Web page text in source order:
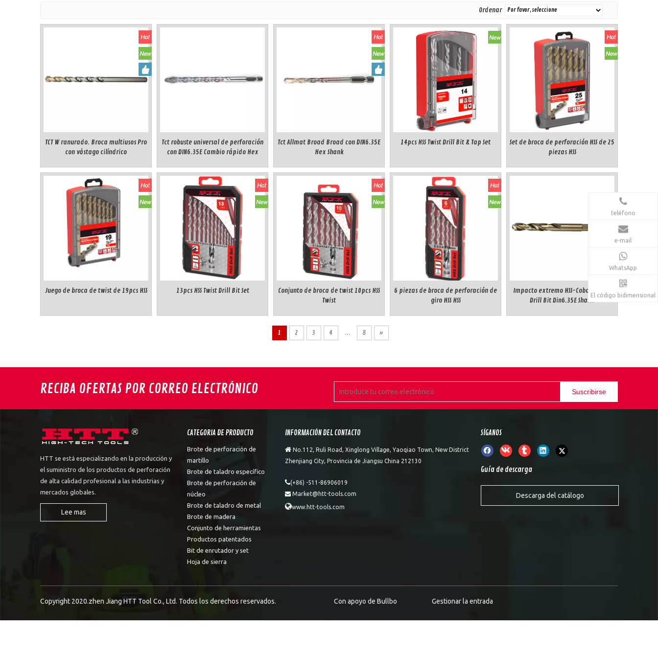
Ordenar
TCT W ranurado. Broca multiusos Pro
con vástago cilíndrico
Tct robuste universal de perforación
con DIN6.35E Cambio rápido Hex
Tct Allmat Broad Broad con DIN6.35E
Hex Shank
14pcs HSS Twist Drill Bit & Tap Set
Set de broca de perforación HSS de 25
piezas HSS
Juego de broca de twist de 19pcs HSS 13pcs HSS Twist Drill Bit Set
Conjunto de broca de twist 10pcs HSS
Twist
6 piezas de broca de perforación de
giro HSS HSS
Impacto extremo HSS-Cobalt Metal
Drill Bit Din6.35E Shank
1 2 3 4 ... 8 »
RECIBA OFERTAS POR CORREO ELECTRÓNICO Suscribirse
HTT se está especializando en la producción y
el suministro de los productos de perforación
de alta calidad profesional a las industrias y
mercados globales.
Lee mas
CATEGORIA DE PRODUCTO
Brote de perforación de
martillo
Brote de taladro específico
Brote de perforación de
núcleo
Brote de taladro de metal
Brote de madera
Conjunto de herramientas
Productos patentados
Bit de enrutador y set
Hoja de sierra
INFORMACIÓN DEL CONTACTO
 No.112, Ruli Road, Xinglong Village, Yaoqiao Town, New District
Zhenjiang City, Provincia de Jiangsu China 212130
(+86) -511-86906019
 Market@htt-tools.com
www.htt-tools.com
SÍGANOS
Guía de descarga
Descarga del catálogo
teléfono
e-mail
WhatsApp
El código bidimensional
Copyright 2020.zhen Jiang HTT Tool Co., Ltd. Todos los derechos reservados. Con apoyo de Bullbo Gestionar la entrada